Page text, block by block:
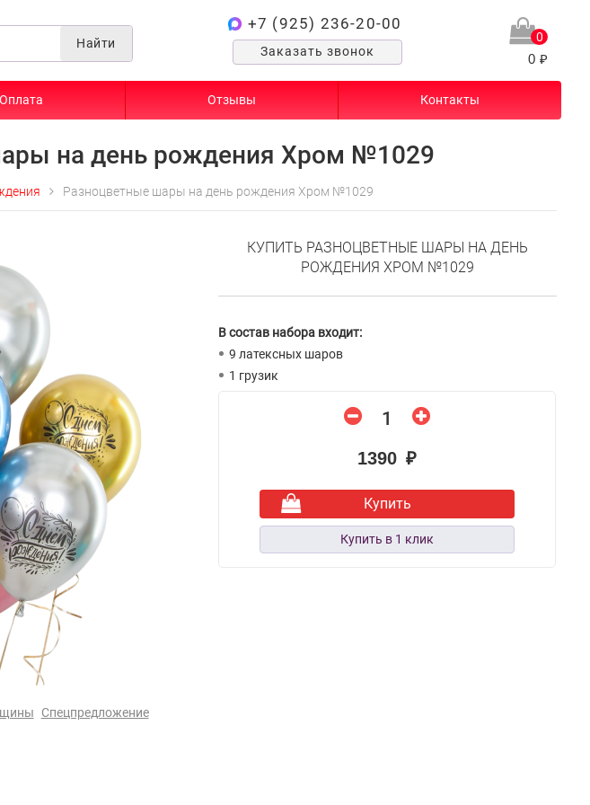
Найти
+7 (925) 236-20-00
Заказать звонок
0
0 ₽
Оплата Отзывы Контакты
на день рождения Хром №1029
Разноцветные шары на день рождения Хром №1029
Спецпредложение
КУПИТЬ РАЗНОЦВЕТНЫЕ ШАРЫ НА ДЕНЬ
РОЖДЕНИЯ ХРОМ №1029
В состав набора входит:
9 латексных шаров
1 грузик
1390 ₽
Купить